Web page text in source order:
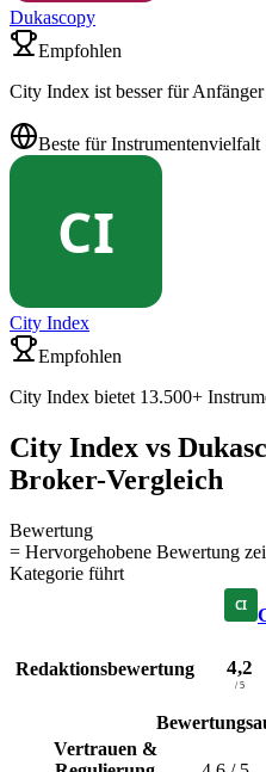
Dukascopy
Empfohlen
City Index ist besser für
Beste für Instrumentenvielfalt
City Index
Empfohlen
City Index bietet 13.500+
City Index vs
Broker-Vergleich
Bewertung
= Hervorgehobene Bewertung
Kategorie führt
Redaktionsbewertung 4,2
/ 5
Vertrauen &